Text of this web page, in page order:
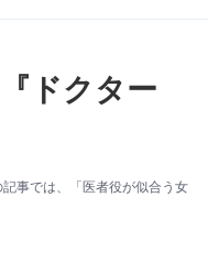
ドクター
事では、「医者役が似合う女